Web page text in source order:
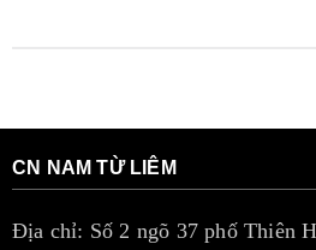
CN NAM TỪ LIÊM
Địa chỉ: Số 2 ngõ 37 phố Thiên